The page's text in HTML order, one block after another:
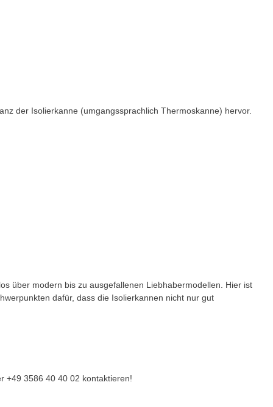
der Isolierkanne (umgangssprachlich Thermoskanne) hervor.
über modern bis zu ausgefallenen Liebhabermodellen. Hier ist
dafür, dass die Isolierkannen nicht nur gut
+49 3586 40 40 02 kontaktieren!